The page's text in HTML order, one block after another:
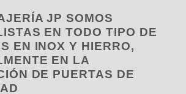
JP SOMOS
EN TODO TIPO DE
EN INOX Y HIERRO,
EN LA
DE PUERTAS DE